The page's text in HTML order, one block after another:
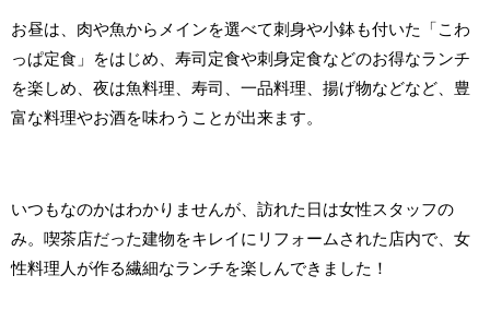
お昼は、肉や魚からメインを選べて刺身や小鉢も付いた「こわ
っぱ定食」をはじめ、寿司定食や刺身定食などのお得なランチ
を楽しめ、夜は魚料理、寿司、一品料理、揚げ物などなど、豊
富な料理やお酒を味わうことが出来ます。
いつもなのかはわかりませんが、訪れた日は女性スタッフの
み。喫茶店だった建物をキレイにリフォームされた店内で、女
性料理人が作る繊細なランチを楽しんできました！